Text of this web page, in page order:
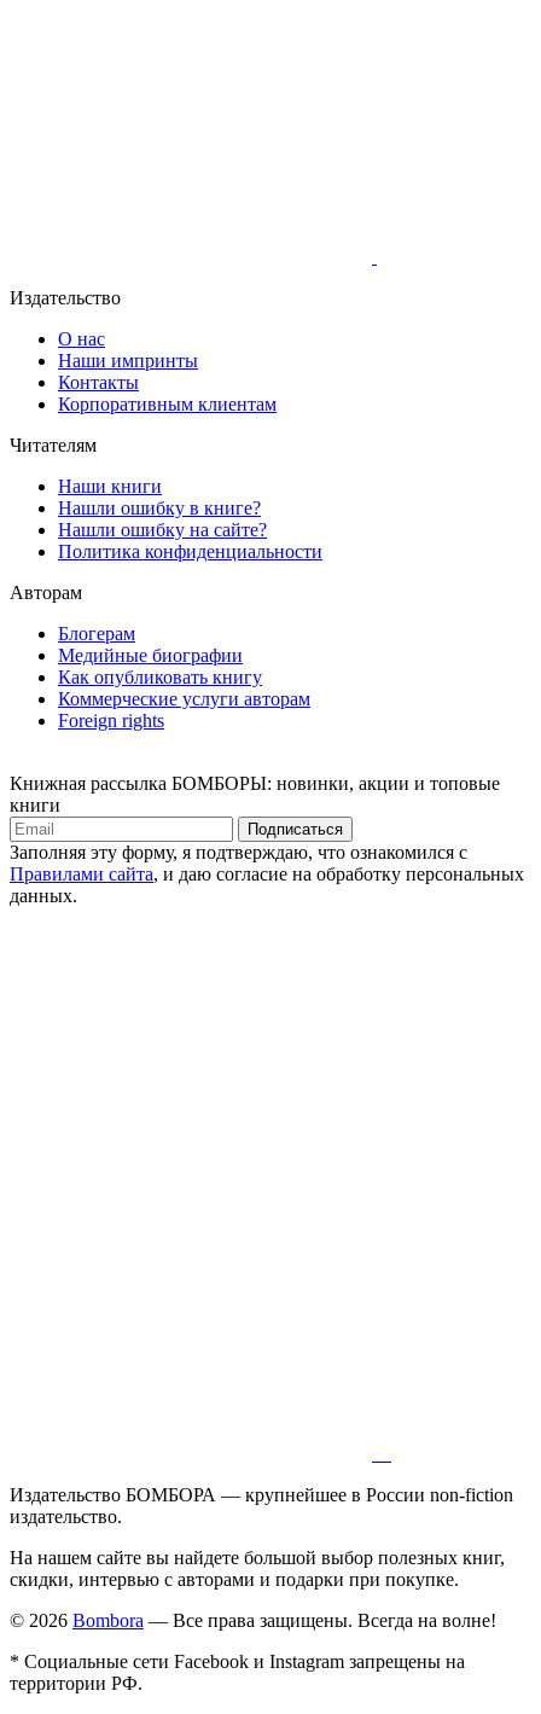
Издательство
О нас
Наши импринты
Контакты
Корпоративным клиентам
Читателям
Наши книги
Нашли ошибку в книге?
Нашли ошибку на сайте?
Политика конфиденциальности
Авторам
Блогерам
Медийные биографии
Как опубликовать книгу
Коммерческие услуги авторам
Foreign rights
Книжная рассылка БОМБОРЫ: новинки, акции и топовые
книги
Подписаться
Заполняя эту форму, я подтверждаю, что ознакомился с
Правилами сайта, и даю согласие на обработку персональных
данных.
Издательство БОМБОРА — крупнейшее в России non-fiction
издательство.
На нашем сайте вы найдете большой выбор полезных книг,
скидки, интервью с авторами и подарки при покупке.
© 2026 Bombora — Все права защищены. Всегда на волне!
* Социальные сети Facebook и Instagram запрещены на
территории РФ.